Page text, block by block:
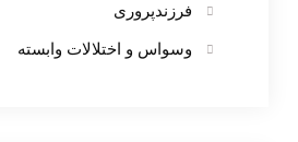
فرزندپروری
وسواس و اختلالات وابسته